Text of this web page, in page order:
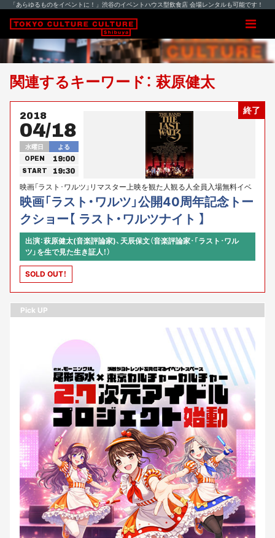
「あらゆるものをイベントに！」渋谷のイベントハウス型飲食店 会場レンタルも可能です！
関連するキーワード： 萩原健太
終了
2018
04/18
水曜日 よる
OPEN 19:00
START 19:30
映画「ラスト･ワルツ」リマスター上映を観た人観る人全員入場無料イベ
ント！cocotiプレゼンツ
映画「ラスト・ワルツ」公開40周年記念トー
クショー【 ラスト・ワルツナイト 】
出演：萩原健太(音楽評論家)、天辰保文（音楽評論家･「ラスト･ワル
ツ」を生で見た生き証人！）
SOLD OUT！
Pick UP